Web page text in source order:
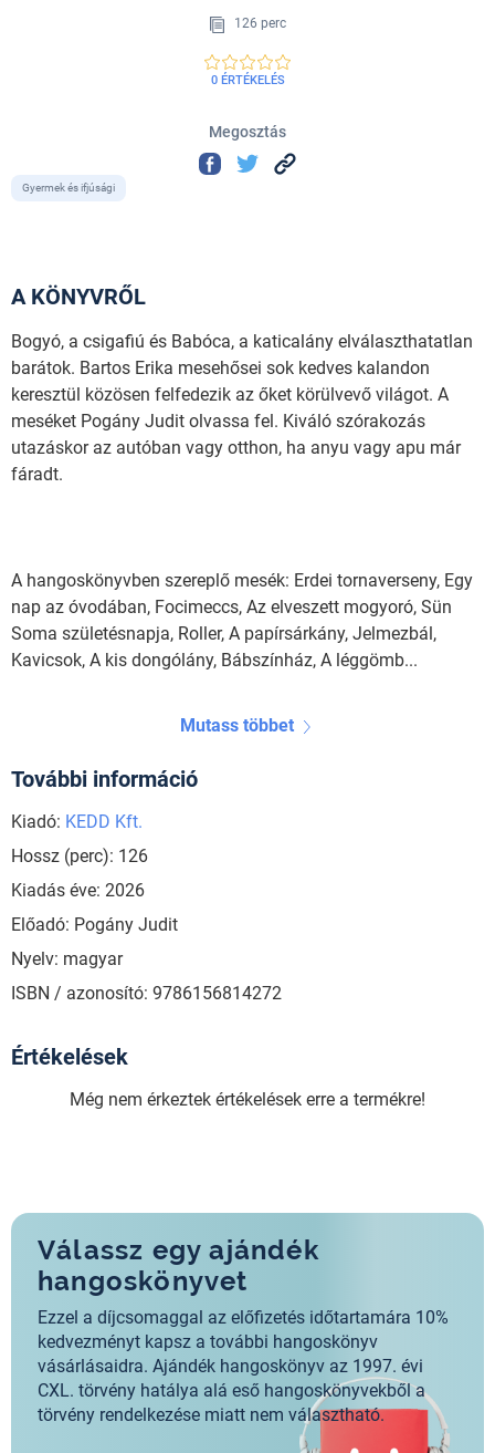
126 perc
0 ÉRTÉKELÉS
Megosztás
Gyermek és ifjúsági
A KÖNYVRŐL
Bogyó, a csigafiú és Babóca, a katicalány elválaszthatatlan
barátok. Bartos Erika mesehősei sok kedves kalandon
keresztül közösen felfedezik az őket körülvevő világot. A
meséket Pogány Judit olvassa fel. Kiváló szórakozás
utazáskor az autóban vagy otthon, ha anyu vagy apu már
fáradt.
A hangoskönyvben szereplő mesék: Erdei tornaverseny, Egy
nap az óvodában, Focimeccs, Az elveszett mogyoró, Sün
Soma születésnapja, Roller, A papírsárkány, Jelmezbál,
Kavicsok, A kis dongólány, Bábszínház, A léggömb...
Mutass többet
További információ
Kiadó: KEDD Kft.
Hossz (perc): 126
Kiadás éve: 2026
Előadó: Pogány Judit
Nyelv: magyar
ISBN / azonosító: 9786156814272
Értékelések
Még nem érkeztek értékelések erre a termékre!
Válassz egy ajándék
hangoskönyvet
Ezzel a díjcsomaggal az előfizetés időtartamára 10%
kedvezményt kapsz a további hangoskönyv
vásárlásaidra. Ajándék hangoskönyv az 1997. évi
CXL. törvény hatálya alá eső hangoskönyvekből a
törvény rendelkezése miatt nem választható.